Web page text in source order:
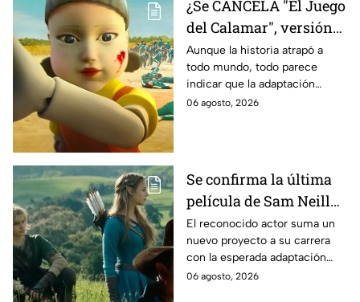
¿Se CANCELA "El Juego
del Calamar", versión
Estados Unidos? Esto
es lo que se sabe al
momento
Aunque la historia atrapó a
todo mundo, todo parece
indicar que la adaptación
podría ser cancelada:
06 agosto, 2026
Se confirma la última
película de Sam Neill
antes de morir: esto es
lo que se sabe hasta
ahora
El reconocido actor suma un
nuevo proyecto a su carrera
con la esperada adaptación
cinematográfica del popular
06 agosto, 2026